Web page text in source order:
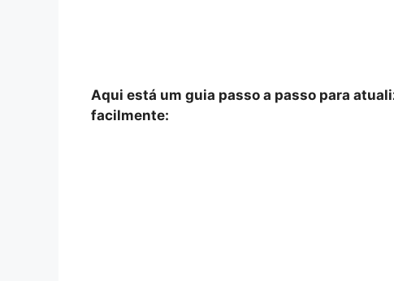
Aqui está um guia passo a passo para
facilmente: